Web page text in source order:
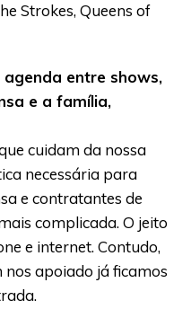
Strokes, Queens of
entre shows,
e a família,
cuidam da nossa
necessária para
e contratantes de
complicada. O jeito
e internet. Contudo,
nos apoiado já ficamos